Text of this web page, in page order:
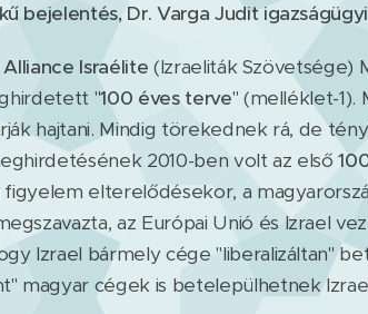
bejelentés, Dr. Varga Judit
Alliance Israélite (Izraeliták Szövetsége)
"100 éves terve" (melléklet-1).
hajtani. Mindig törekednek rá, de
2010-ben volt az első
elterelődésekor, a
az Európai Unió és Izrael
Izrael bármely cége "liberalizáltan"
magyar cégek is betelepülhetnek